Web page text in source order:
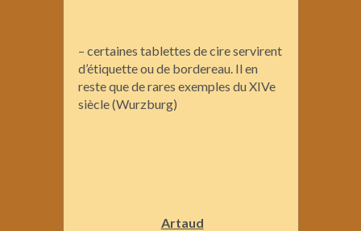
– certaines tablettes de cire servirent
d’étiquette ou de bordereau. Il en
reste que de rares exemples du XIVe
siècle (Wurzburg)
Artaud